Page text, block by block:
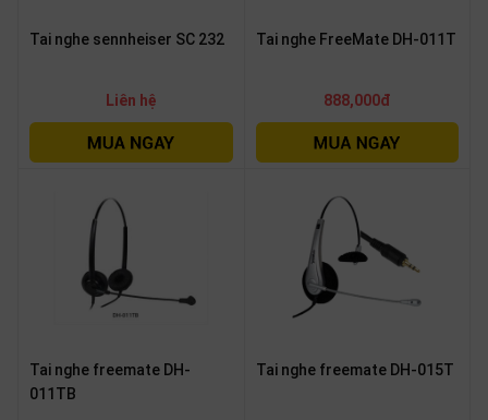
Tai nghe sennheiser SC 232
Liên hệ
Tai nghe FreeMate DH-011T
888,000đ
Tai nghe freemate DH-
011TB
Tai nghe freemate DH-015T